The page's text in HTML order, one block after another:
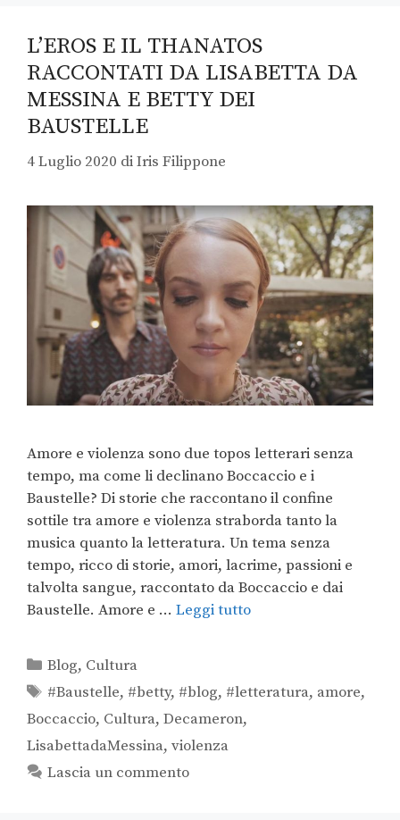
L’EROS E IL THANATOS
RACCONTATI DA LISABETTA DA
MESSINA E BETTY DEI
BAUSTELLE
4 Luglio 2020 diIris Filippone
Amore e violenza sono due topos letterari senza
tempo, ma come li declinano Boccaccio e i
Baustelle? Di storie che raccontano il confine
sottile tra amore e violenza straborda tanto la
musica quanto la letteratura. Un tema senza
tempo, ricco di storie, amori, lacrime, passioni e
talvolta sangue, raccontato da Boccaccio e dai
Baustelle. Amore e … Leggi tutto
Blog, Cultura
#Baustelle, #betty, #blog, #letteratura, amore,
Boccaccio, Cultura, Decameron,
LisabettadaMessina, violenza
Lascia un commento